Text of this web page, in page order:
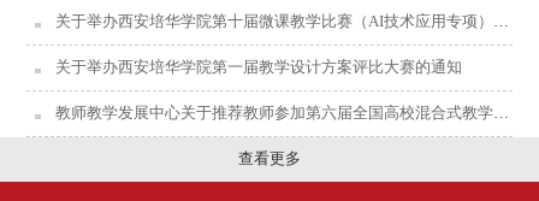
关于举办西安培华学院第十届微课教学比赛（AI技术应用专项）的通知
关于举办西安培华学院第一届教学设计方案评比大赛的通知
教师教学发展中心关于推荐教师参加第六届全国高校混合式教学设计创新大赛的通知
查看更多